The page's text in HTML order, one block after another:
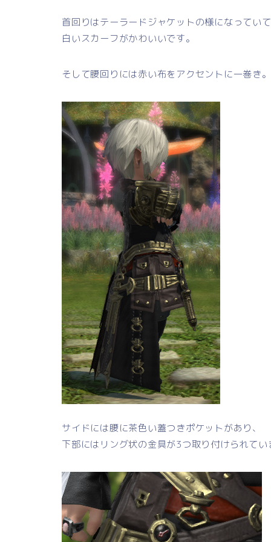
首回りはテーラードジャケットの様になっていて
白いスカーフがかわいいです。
そして腰回りには赤い布をアクセントに一巻き。
サイドには腰に茶色い蓋つきポケットがあり、
下部にはリング状の金具が3つ取り付けられてい